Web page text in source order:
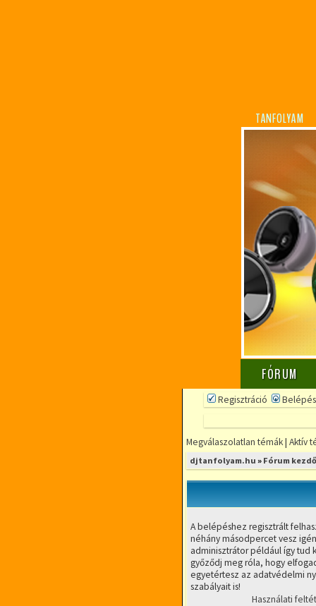
TANFOLYAM
FÓRUM
Regisztráció Belépés
Megválaszolatlan témák| Aktív
djtanfolyam.hu » Fórum
A belépéshez regisztrált
néhány másodpercet vesz
adminisztrátor például így tud
győződj meg róla, hogy
egyetértesz az adatvédelmi
szabályait is!
Használati